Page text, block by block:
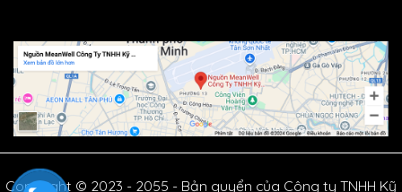
Copyright © 2023 - 2055 - Bản quyển của Công ty TNHH Kỹ